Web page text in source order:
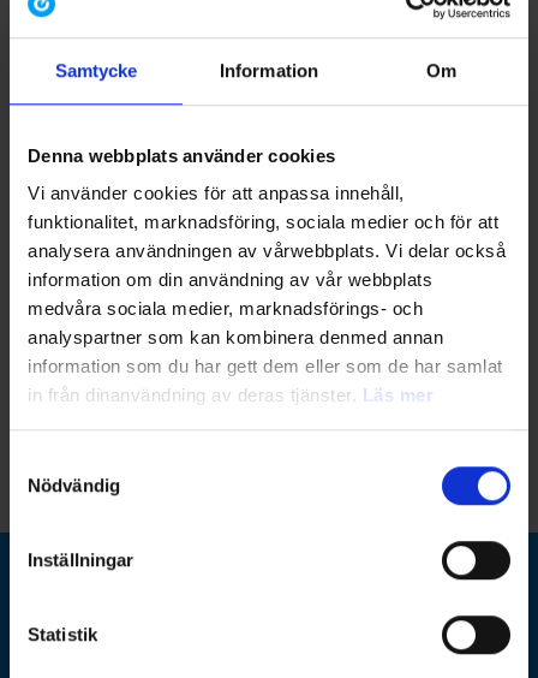
Samtycke Information Om
Denna webbplats använder cookies
Vi använder cookies för att anpassa innehåll,
funktionalitet, marknadsföring, sociala medier och för att
analysera användningen av vårwebbplats. Vi delar också
information om din användning av vår webbplats
medvåra sociala medier, marknadsförings- och
analyspartner som kan kombinera denmed annan
information som du har gett dem eller som de har samlat
in från dinanvändning av deras tjänster. Läs mer
Nödvändig
Inställningar
Statistik
Malin Hagh
Kursledare
Ramboll Sverige